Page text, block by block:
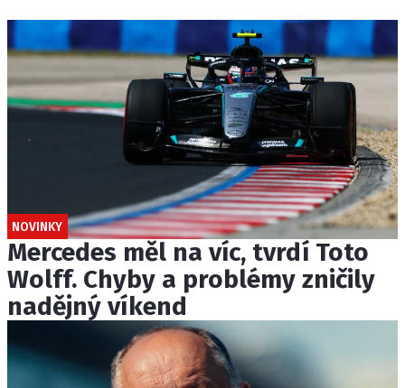
NOVINKY
Mercedes měl na víc, tvrdí Toto
Wolff. Chyby a problémy zničily
nadějný víkend